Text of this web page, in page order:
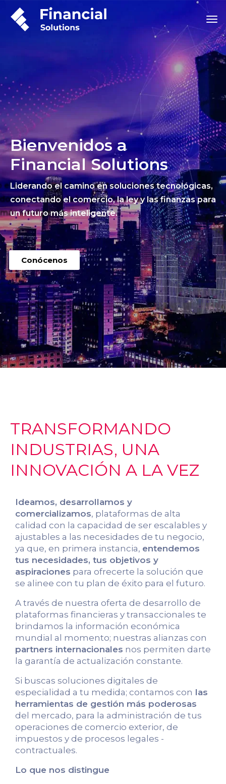
Bienvenidos a
Financial Solutions
Liderando el camino en soluciones tecnológicas,
conectando el comercio, la ley y las finanzas para
un futuro más inteligente.
Conócenos
TRANSFORMANDO
INDUSTRIAS, UNA
INNOVACIÓN A LA VEZ
Ideamos, desarrollamos y
comercializamos, plataformas de alta
calidad con la capacidad de ser escalables y
ajustables a las necesidades de tu negocio,
ya que, en primera instancia, entendemos
tus necesidades, tus objetivos y
aspiraciones para ofrecerte la solución que
se alinee con tu plan de éxito para el futuro.
A través de nuestra oferta de desarrollo de
plataformas financieras y transaccionales te
brindamos la información económica
mundial al momento; nuestras alianzas con
partners internacionales nos permiten darte
la garantía de actualización constante.
Si buscas soluciones digitales de
especialidad a tu medida; contamos con las
herramientas de gestión más poderosas
del mercado, para la administración de tus
operaciones de comercio exterior, de
impuestos y de procesos legales -
contractuales.
Lo que nos distingue